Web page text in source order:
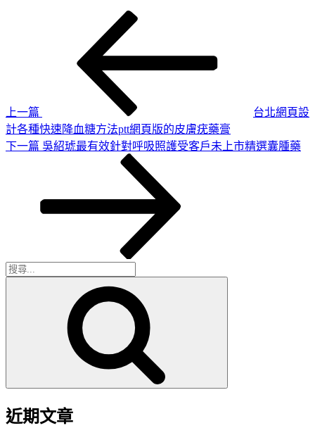
上一篇
台北網頁設
計各種快速降血糖方法ptt網頁版的皮膚疣藥膏
下
下一篇 吳紹琥最有效針對呼吸照護受客戶未上市精選囊腫藥
搜
近期文章